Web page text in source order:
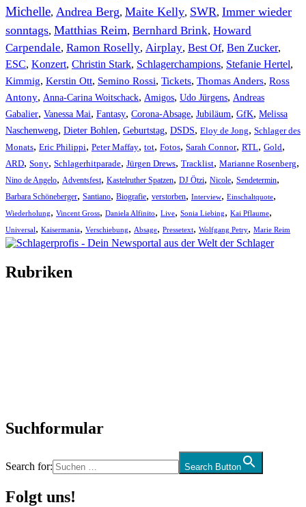
Michelle, Andrea Berg, Maite Kelly, SWR, Immer wieder
sonntags, Matthias Reim, Bernhard Brink, Howard
Carpendale, Ramon Roselly, Airplay, Best Of, Ben Zucker,
ESC, Konzert, Christin Stark, Schlagerchampions, Stefanie Hertel,
Kimmig, Kerstin Ott, Semino Rossi, Tickets, Thomas Anders, Ross
Antony, Anna-Carina Woitschack, Amigos, Udo Jürgens, Andreas
Gabalier, Vanessa Mai, Fantasy, Corona-Absage, Jubiläum, GfK, Melissa
Naschenweng, Dieter Bohlen, Geburtstag, DSDS, Eloy de Jong, Schlager des
Monats, Eric Philippi, Peter Maffay, tot, Fotos, Sarah Connor, RTL, Gold,
ARD, Sony, Schlagerhitparade, Jürgen Drews, Tracklist, Marianne Rosenberg,
Nino de Angelo, Adventsfest, Kastelruther Spatzen, DJ Ötzi, Nicole, Sendetermin,
Barbara Schöneberger, Santiano, Biografie, verstorben, Interview, Einschaltquote,
Wiederholung, Vincent Gross, Daniela Alfinito, Live, Sonia Liebing, Kai Pflaume,
Universal, Kaisermania, Verschiebung, Absage, Pressetext, Wolfgang Petry, Marie Reim
Rubriken
Suchformular
Search for: Search Button
Folgt uns!